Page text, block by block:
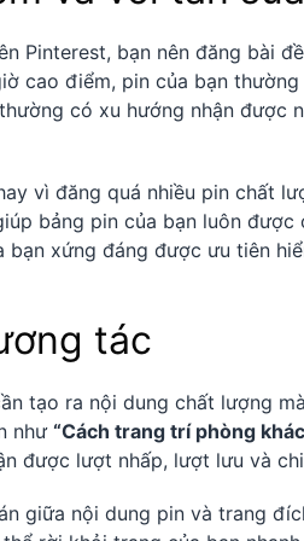
Pinterest, bạn nên đăng bài
cao điểm, pin của bạn
có xu hướng nhận được
vì đăng quá nhiều pin chất
bảng pin của bạn luôn được
xứng đáng được ưu tiên
tác
tạo ra nội dung chất lượng
như“Cách trang trí phòng
được lượt nhấp, lượt lưu và
giữa nội dung pin và trang